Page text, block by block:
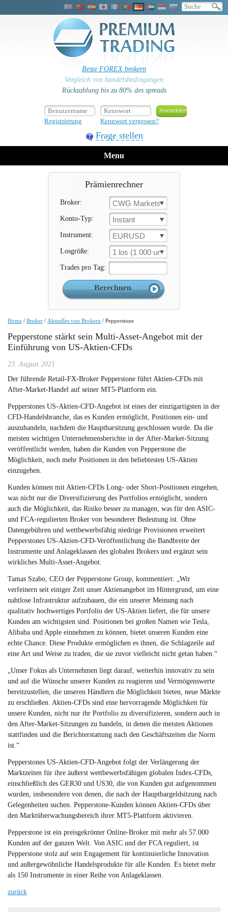
Beste FOREX brokern
Vergleich von handelsbedingungen
Rückzahlung bis zu 80% des spreads
Registrierung Kennwort vergessen?
Frage stellen
Menu
Prämienrechner
Broker: CWG Markets
Konto-Typ: Instant
Instrument: EURUSD
Losgröße: 1 los (1 000 un.)
Trades pro Tag:
Home / Broker / Aktuelles von Brokern / Pepperstone
Pepperstone stärkt sein Multi-Asset-Angebot mit der
Einführung von US-Aktien-CFDs
23. August 2021
Der führende Retail-FX-Broker Pepperstone führt Aktien-CFDs mit
After-Market-Handel auf seiner MT5-Plattform ein.
Pepperstones US-Aktien-CFD-Angebot ist eines der einzigartigsten in der
CFD-Handelsbranche, das es Kunden ermöglicht, Positionen ein- und
auszuhandeln, nachdem die Hauptbarsitzung geschlossen wurde. Da die
meisten wichtigen Unternehmensberichte in der After-Market-Sitzung
veröffentlicht werden, haben die Kunden von Pepperstone die
Möglichkeit, noch mehr Positionen in den beliebtesten US-Aktien
einzugehen.
Kunden können mit Aktien-CFDs Long- oder Short-Positionen eingehen,
was nicht nur die Diversifizierung des Portfolios ermöglicht, sondern
auch die Möglichkeit, das Risiko besser zu managen, was für den ASIC-
und FCA-regulierten Broker von besonderer Bedeutung ist. Ohne
Datengebühren und wettbewerbsfähig niedrige Provisionen erweitert
Pepperstones US-Aktien-CFD-Veröffentlichung die Bandbreite der
Instrumente und Anlageklassen des globalen Brokers und ergänzt sein
wirkliches Multi-Asset-Angebot.
Tamas Szabo, CEO der Pepperstone Group, kommentiert: „Wir
verfeinern seit einiger Zeit unser Aktienangebot im Hintergrund, um eine
nahtlose Infrastruktur aufzubauen, die ein unserer Meinung nach
qualitativ hochwertiges Portfolio der US-Aktien liefert, die für unsere
Kunden am wichtigsten sind. Positionen bei großen Namen wie Tesla,
Alibaba und Apple einnehmen zu können, bietet unseren Kunden eine
echte Chance. Diese Produkte ermöglichen es ihnen, die Schlagzeile auf
eine Art und Weise zu traden, die sie zuvor vielleicht nicht getan haben.“
„Unser Fokus als Unternehmen liegt darauf, weiterhin innovativ zu sein
und auf die Wünsche unserer Kunden zu reagieren und Vermögenswerte
bereitzustellen, die unseren Händlern die Möglichkeit bieten, neue Märkte
zu erschließen. Aktien-CFDs sind eine hervorragende Möglichkeit für
unsere Kunden, nicht nur ihr Portfolio zu diversifizieren, sondern auch in
den After-Market-Sitzungen zu handeln, in denen die meisten Aktionen
stattfinden und die Berichterstattung nach den Geschäftszeiten die Norm
ist.“
Pepperstones US-Aktien-CFD-Angebot folgt der Verlängerung der
Marktzeiten für ihre äußerst wettbewerbsfähigen globalen Index-CFDs,
einschließlich des GER30 und US30, die von Kunden gut aufgenommen
wurden, insbesondere von denen, die nach der Hauptbargeldsitzung nach
Gelegenheiten suchen. Pepperstone-Kunden können Aktien-CFDs über
den Marktüberwachungsbereich ihrer MT5-Plattform aktivieren.
Pepperstone ist ein preisgekrönter Online-Broker mit mehr als 57.000
Kunden auf der ganzen Welt. Von ASIC und der FCA reguliert, ist
Pepperstone stolz auf sein Engagement für kontinuierliche Innovation
und außergewöhnliche Handelsprodukte für alle Kunden. Es bietet mehr
als 150 Instrumente in einer Reihe von Anlageklassen.
zurück